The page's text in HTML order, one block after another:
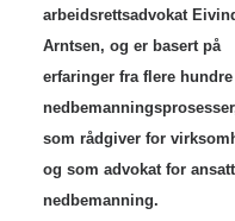
arbeidsrettsadvokat
Arntsen, og er basert på
erfaringer fra flere hundre
som rådgiver for
og som advokat for
nedbemanning.